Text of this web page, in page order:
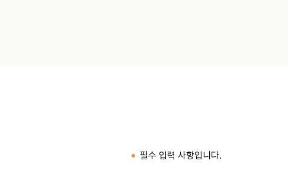
필수 입력 사항입니다.